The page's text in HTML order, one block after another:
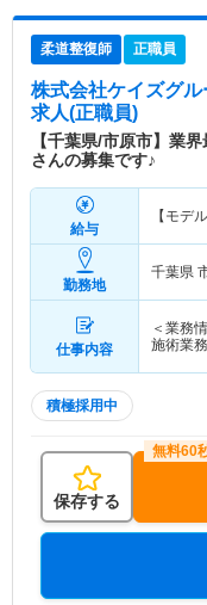
柔道整復師 正職員
株式会社ケイズグ
求人(正職員)
【千葉県/市原市】業
さんの募集です♪
給与
【モデ
勤務地
千葉県
仕事内容
＜業務
施術業
積極採用中
保存する